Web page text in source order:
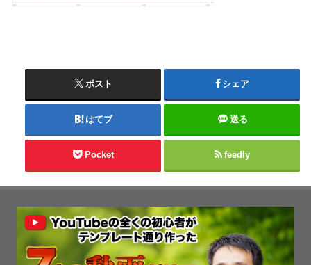
ポスト シェア
はてブ 送る
Pocket feedly